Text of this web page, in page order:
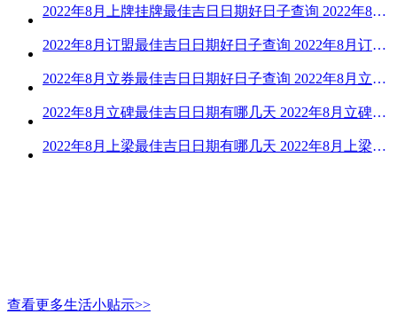
2022年8月上牌挂牌最佳吉日日期好日子查询 2022年8月上牌吉日精选
2022年8月订盟最佳吉日日期好日子查询 2022年8月订盟黄道吉日一览
2022年8月立券最佳吉日日期好日子查询 2022年8月立券的黄道吉日一览
2022年8月立碑最佳吉日日期有哪几天 2022年8月立碑吉日查询
2022年8月上梁最佳吉日日期有哪几天 2022年8月上梁的黄道吉日
查看更多生活小贴示>>